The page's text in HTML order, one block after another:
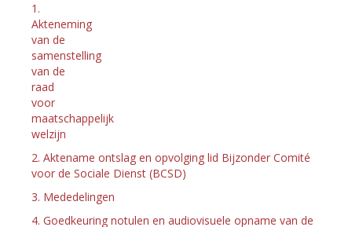
1.
Akteneming
van de
samenstelling
van de
raad
voor
maatschappelijk
welzijn
2. Aktename ontslag en opvolging lid Bijzonder Comité
voor de Sociale Dienst (BCSD)
3. Mededelingen
4. Goedkeuring notulen en audiovisuele opname van de